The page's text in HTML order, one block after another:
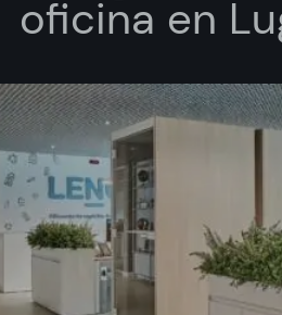
oficina en
Correo*
Acepto laspolítica de privacidad*
Deseo recibir información
servicios de Sutega.*